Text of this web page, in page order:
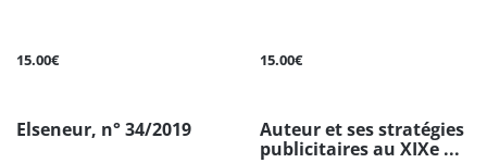
15.00€ 15.00€
Elseneur, n° 34/2019
Auteur et ses stratégies
publicitaires au XIXe ...